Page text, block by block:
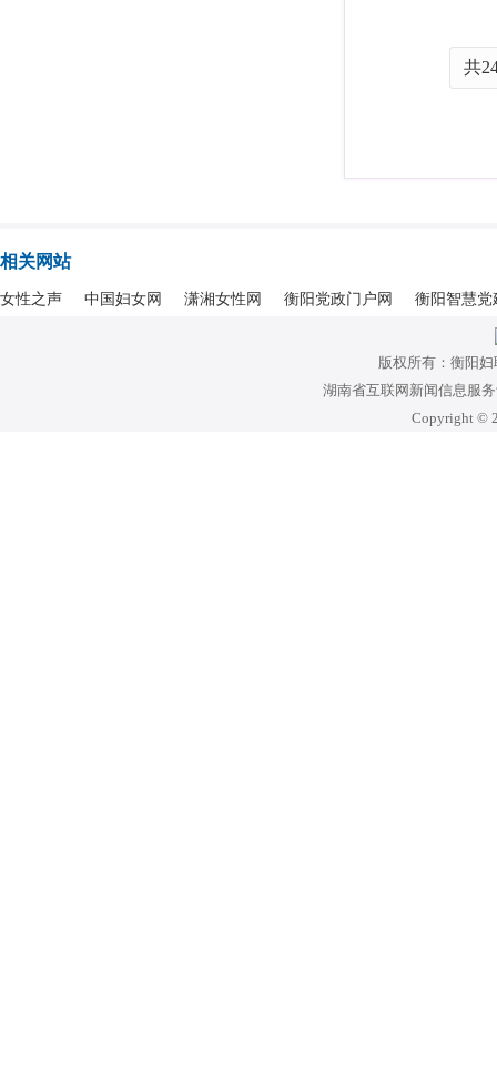
共
相关网站
女性之声 中国妇女网 潇湘女性网 衡阳党政门户网 衡阳智慧党
版权所有：衡阳妇
湖南省互联网新闻信息服
Copyright ©